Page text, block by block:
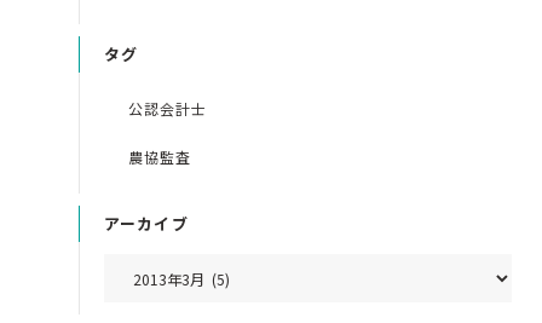
タグ
公認会計士
農協監査
アーカイブ